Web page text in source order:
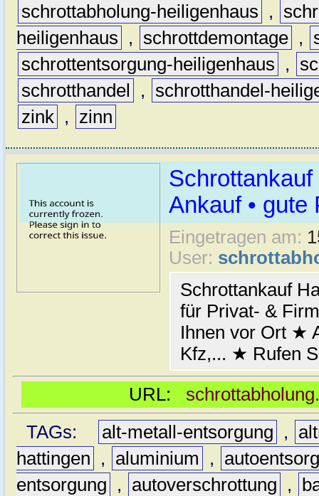
schrottabholung-heiligenhaus
,
heiligenhaus
, schrottdemontage ,
schrottentsorgung-heiligenhaus
,
schrotthandel
,
schrotthandel-
zink , zinn
Schrottankauf
Ankauf • gute
Eingetragen am:
User:
Schrottankauf
für Privat- &
Ihnen vor Ort ★
Kfz,... ★ Rufen
URL:
TAGs:
alt-metall-entsorgung ,
hattingen
, aluminium ,
entsorgung
, autoverschrottung ,